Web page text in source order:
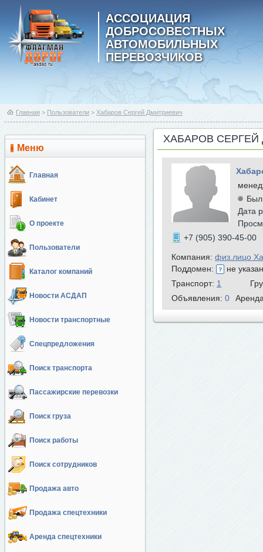
АССОЦИАЦИЯ
ДОБРОСОВЕСТНЫХ
АВТОМОБИЛЬНЫХ
ПЕРЕВОЗЧИКОВ
Главная > Пользователи > Хабаров Сергей Дмитриевич
Меню
Главная
Кабинет
О проекте
Пользователи
Каталог компаний
Новости АСДАП
Новости транспортные
Спецпредложения
Поиск транспорта
Пассажирские перевозки
Поиск груза
Поиск работы
Поиск сотрудников
Продажа авто
Продажа спецтехники
Аренда спецтехники
ХАБАРОВ
Был
Дата
+7 (905) 390-45-00
Компания: физ.лицо
Поддомен:
не
Транспорт: 1
Объявления: 0